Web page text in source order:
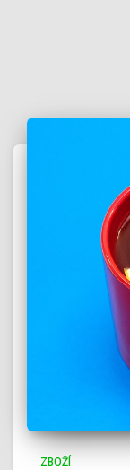
ZBOŽÍ